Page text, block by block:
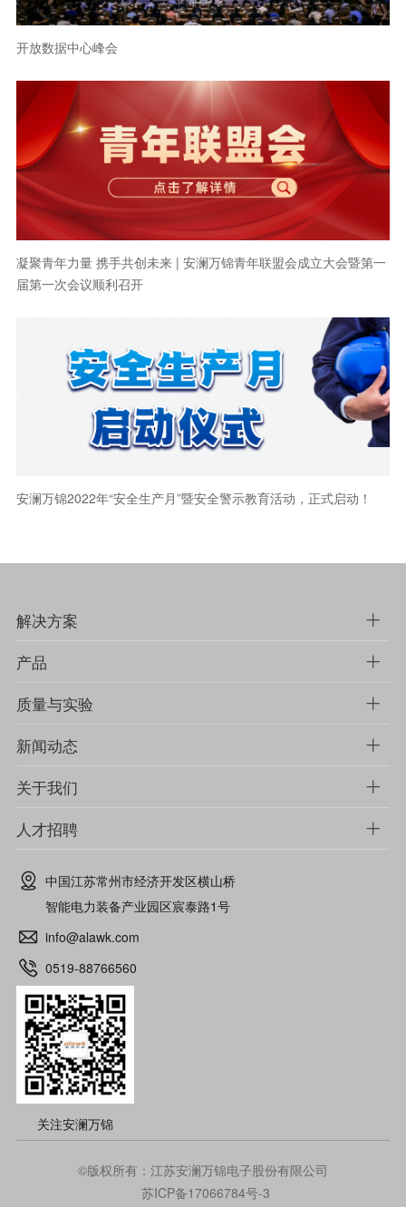
开放数据中心峰会
凝聚青年力量 携手共创未来 | 安澜万锦青年联盟会成立大会暨第一
届第一次会议顺利召开
安澜万锦2022年“安全生产月”暨安全警示教育活动，正式启动！
解决方案
产品
质量与实验
新闻动态
关于我们
人才招聘
中国江苏常州市经济开发区横山桥
智能电力装备产业园区宸泰路1号
info@alawk.com
0519-88766560
关注安澜万锦
©版权所有：江苏安澜万锦电子股份有限公司
苏ICP备17066784号-3